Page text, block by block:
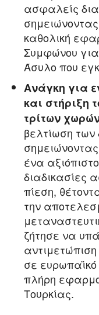
ασφαλείς
καθολική
Συμφώνου
Άσυλο που
Ανάγκη για
και στήριξη
τρίτων
βελτίωση των
ένα
διαδικασίες
πίεση,
την
ζήτησε να
σε
πλήρη
Τουρκίας.